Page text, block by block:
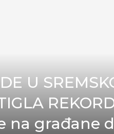
U
na građane